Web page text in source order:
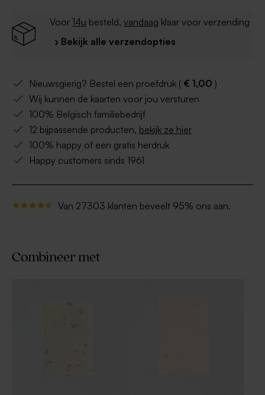
Voor 14u besteld, vandaag klaar voor verzending
› Bekijk alle verzendopties
Nieuwsgierig? Bestel een proefdruk ( € 1,00 )
Wij kunnen de kaarten voor jou versturen
100% Belgisch familiebedrijf
12 bijpassende producten, bekijk ze hier
100% happy of een gratis herdruk
Happy customers sinds 1961
Van 27303 klanten beveelt 95% ons aan.
Combineer met